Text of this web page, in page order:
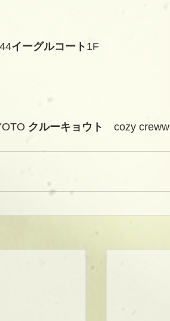
イーグルコート 1F
クルーキョウト cozy creww